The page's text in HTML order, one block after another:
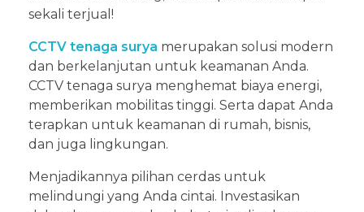
sekali terjual!
CCTV tenaga surya merupakan solusi modern
dan berkelanjutan untuk keamanan Anda.
CCTV tenaga surya menghemat biaya energi,
memberikan mobilitas tinggi. Serta dapat Anda
terapkan untuk keamanan di rumah, bisnis,
dan juga lingkungan.
Menjadikannya pilihan cerdas untuk
melindungi yang Anda cintai. Investasikan